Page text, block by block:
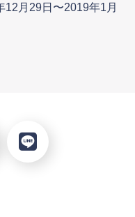
月29日〜2019年1月